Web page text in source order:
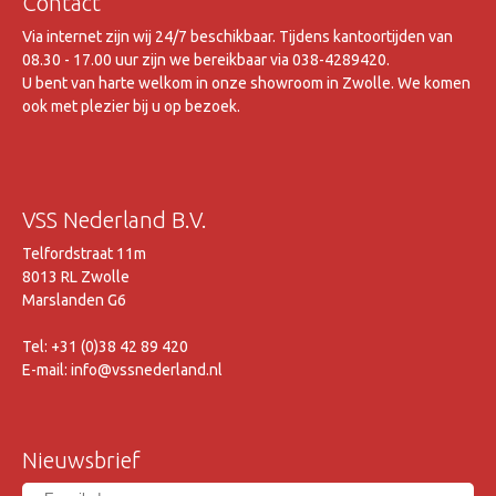
Via internet zijn wij 24/7 beschikbaar. Tijdens kantoortijden van
08.30 - 17.00 uur zijn we bereikbaar via 038-4289420.
U bent van harte welkom in onze showroom in Zwolle. We komen
ook met plezier bij u op bezoek.
VSS Nederland B.V.
Telfordstraat 11m
8013 RL Zwolle
Marslanden G6
Tel: +31 (0)38 42 89 420
E-mail: info@vssnederland.nl
Nieuwsbrief